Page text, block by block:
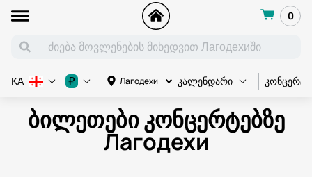
0
Лагодехи კალენდარი კონცერტი
KA ₽
ბილეთები კონცერტებზე
Лагодехи